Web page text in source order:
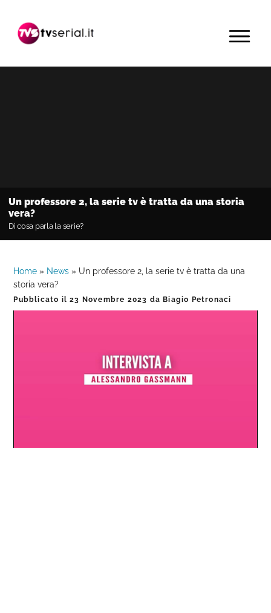
navigazione
contenuto
barra
primaria
MENU
Un professore 2, la serie tv è tratta da una storia
vera?
Di cosa parla la serie?
Home » News » Un professore 2, la serie tv è tratta da una
storia vera?
Pubblicato il23 Novembre 2023 da Biagio Petronaci
0%
0%